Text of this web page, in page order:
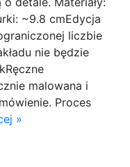
~9.8 cmEdycja
liczbie
nie będzie
malowana i
Proces
»